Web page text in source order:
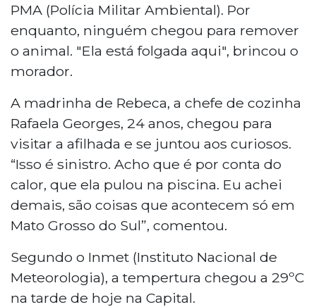
PMA (Polícia Militar Ambiental). Por
enquanto, ninguém chegou para remover
o animal. "Ela está folgada aqui", brincou o
morador.
A madrinha de Rebeca, a chefe de cozinha
Rafaela Georges, 24 anos, chegou para
visitar a afilhada e se juntou aos curiosos.
“Isso é sinistro. Acho que é por conta do
calor, que ela pulou na piscina. Eu achei
demais, são coisas que acontecem só em
Mato Grosso do Sul”, comentou.
Segundo o Inmet (Instituto Nacional de
Meteorologia), a tempertura chegou a 29ºC
na tarde de hoje na Capital.